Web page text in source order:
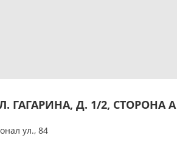
ГАГАРИНА, Д. 1/2, СТОРОНА А
ул., 84